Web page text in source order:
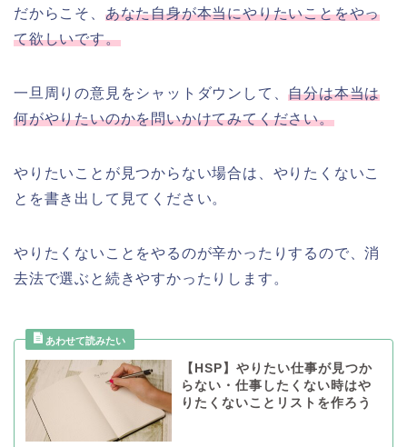
だからこそ、 あなた自身が本当にやりたいことをやっ
て欲しいです。
一旦周りの意見をシャットダウンして、自分は本当は
何がやりたいのかを問いかけてみてください。
やりたいことが見つからない場合は、やりたくないこ
とを書き出して見てください。
やりたくないことをやるのが辛かったりするので、消
去法で選ぶと続きやすかったりします。
【HSP】やりたい仕事が見つか
らない・仕事したくない時はや
りたくないことリストを作ろう